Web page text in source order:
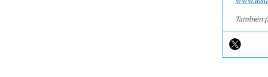
También